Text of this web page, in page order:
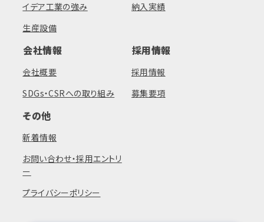
イデア工業の強み
生産設備
納入実績
会社情報
会社概要
SDGs・CSRへの取り組み
採用情報
採用情報
募集要項
その他
新着情報
お問い合わせ・採用エントリ
ー
プライバシーポリシー